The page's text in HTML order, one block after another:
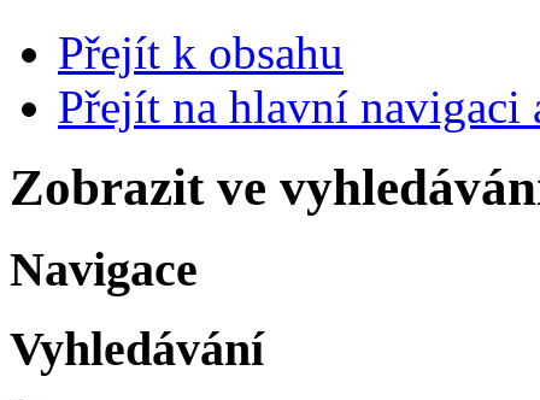
Přejít k obsahu
Přejít na hlavní navigaci
Zobrazit ve
Navigace
Vyhledávání